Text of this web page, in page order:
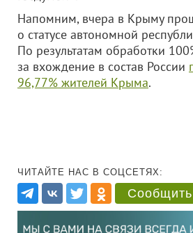
Напомним, вчера в Крыму
о статусе автономной
По результатам обработки
за вхождение в состав России
96,77% жителей Крыма.
ЧИТАЙТЕ НАС В СОЦСЕТЯХ:
Сообщить